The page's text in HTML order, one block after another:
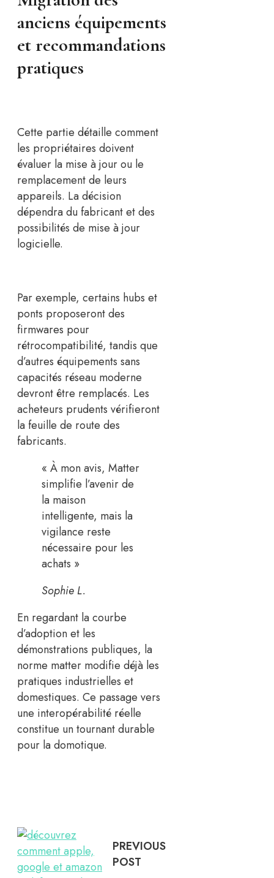
anciens équipements
et recommandations
pratiques
Cette partie détaille comment
les propriétaires doivent
évaluer la mise à jour ou le
remplacement de leurs
appareils. La décision
dépendra du fabricant et des
possibilités de mise à jour
logicielle.
Par exemple, certains hubs et
ponts proposeront des
firmwares pour
rétrocompatibilité, tandis que
d’autres équipements sans
capacités réseau moderne
devront être remplacés. Les
acheteurs prudents vérifieront
la feuille de route des
fabricants.
« À mon avis, Matter
simplifie l’avenir de
la maison
intelligente, mais la
vigilance reste
nécessaire pour les
achats »
Sophie L.
En regardant la courbe
d’adoption et les
démonstrations publiques, la
norme matter modifie déjà les
pratiques industrielles et
domestiques. Ce passage vers
une interopérabilité réelle
constitue un tournant durable
pour la domotique.
PREVIOUS
POST